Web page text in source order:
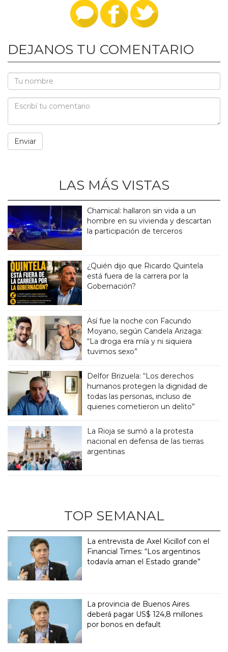
DEJANOS TU COMENTARIO
LAS MÁS VISTAS
Chamical: hallaron sin vida a un
hombre en su vivienda y descartan
la participación de terceros
¿Quién dijo que Ricardo Quintela
está fuera de la carrera por la
Gobernación?
Así fue la noche con Facundo
Moyano, según Candela Arizaga:
“La droga era mía y ni siquiera
tuvimos sexo”
Delfor Brizuela: “Los derechos
humanos protegen la dignidad de
todas las personas, incluso de
quienes cometieron un delito”
La Rioja se sumó a la protesta
nacional en defensa de las tierras
argentinas
TOP SEMANAL
La entrevista de Axel Kicillof con el
Financial Times: “Los argentinos
todavía aman el Estado grande”
La provincia de Buenos Aires
deberá pagar US$ 124,8 millones
por bonos en default